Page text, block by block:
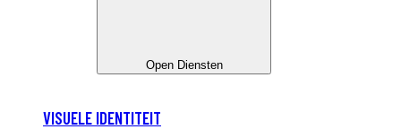
Open Diensten
VISUELE IDENTITEIT